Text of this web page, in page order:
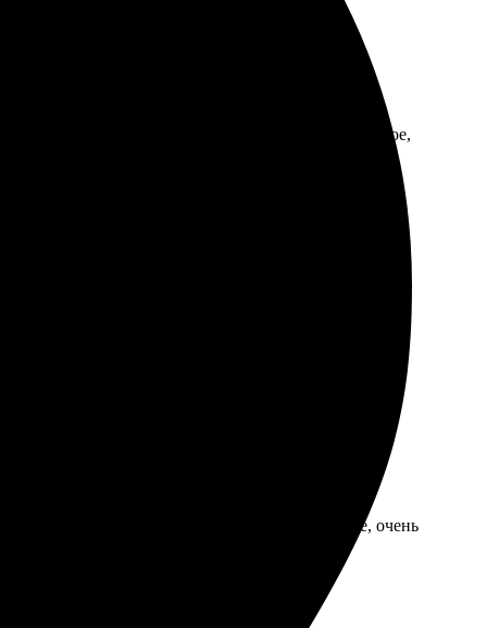
оформление заказа. Качество печати отличное,
всем друзьям!
без проблем. Качество на высшем уровне, очень